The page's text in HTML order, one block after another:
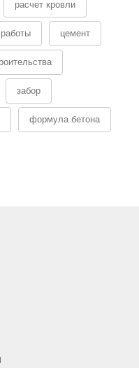
расчет кровли
цемент
забор
формула бетона